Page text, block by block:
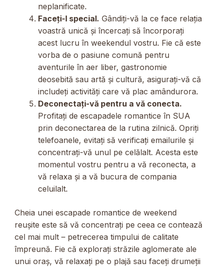
neplanificate.
Faceți-l special. Gândiți-vă la ce face relația
voastră unică și încercați să încorporați
acest lucru în weekendul vostru. Fie că este
vorba de o pasiune comună pentru
aventurile în aer liber, gastronomie
deosebită sau artă și cultură, asigurați-vă că
includeți activități care vă plac amândurora.
Deconectați-vă pentru a vă conecta.
Profitați de escapadele romantice în SUA
prin deconectarea de la rutina zilnică. Opriți
telefoanele, evitați să verificați emailurile și
concentrați-vă unul pe celălalt. Acesta este
momentul vostru pentru a vă reconecta, a
vă relaxa și a vă bucura de compania
celuilalt.
Cheia unei escapade romantice de weekend
reușite este să vă concentrați pe ceea ce contează
cel mai mult – petrecerea timpului de calitate
împreună. Fie că explorați străzile aglomerate ale
unui oraș, vă relaxați pe o plajă sau faceți drumeții